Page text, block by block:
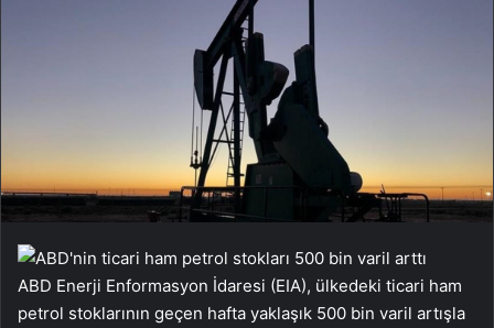
ABD Enerji Enformasyon İdaresi (EIA), ülkedeki ticari ham
petrol stoklarının geçen hafta yaklaşık 500 bin varil artışla